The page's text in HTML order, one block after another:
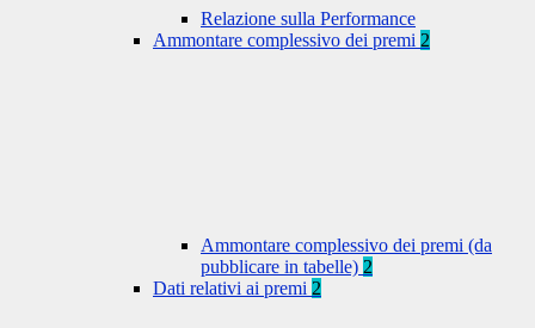
Relazione sulla Performance
Ammontare complessivo dei premi 2
Ammontare complessivo dei premi (da
pubblicare in tabelle) 2
Dati relativi ai premi 2